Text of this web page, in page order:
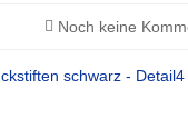
Noch keine